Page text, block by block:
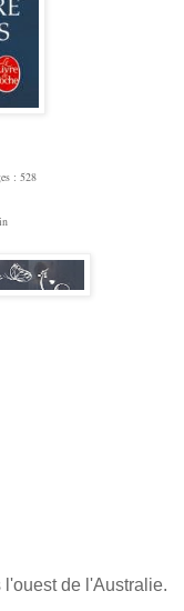
: 528
l'ouest de l'Australie.